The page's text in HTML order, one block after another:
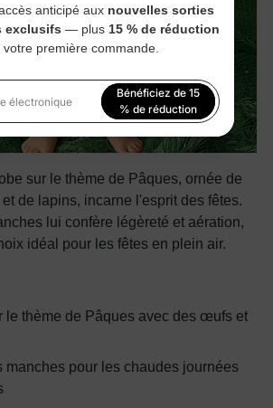
sur le thème de Pâques, ornée de
de lapins, incarne l'esprit des fêtes.
lui confère légèreté et aération,
idéal pour les fêtes en plein air.
le thème de Pâques avec des œufs et
manches pour les chaudes journées
anticipé aux nouvelles sorties
exclusifs — plus 15 % de réduction
votre première commande.
électronique
Bénéficiez de 15
% de réduction
vous acceptez notrePolitique de